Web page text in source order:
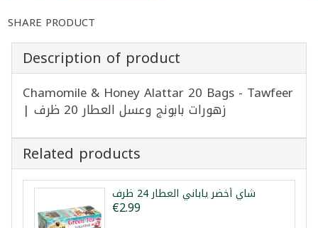
SHARE PRODUCT
Description of product
Chamomile & Honey Alattar 20 Bags - Tawfeer
| زهورات بابونج وعسل العطار 20 ظرف
Related products
شاي أخضر ياباني العطار 24 ظرف
€2.99